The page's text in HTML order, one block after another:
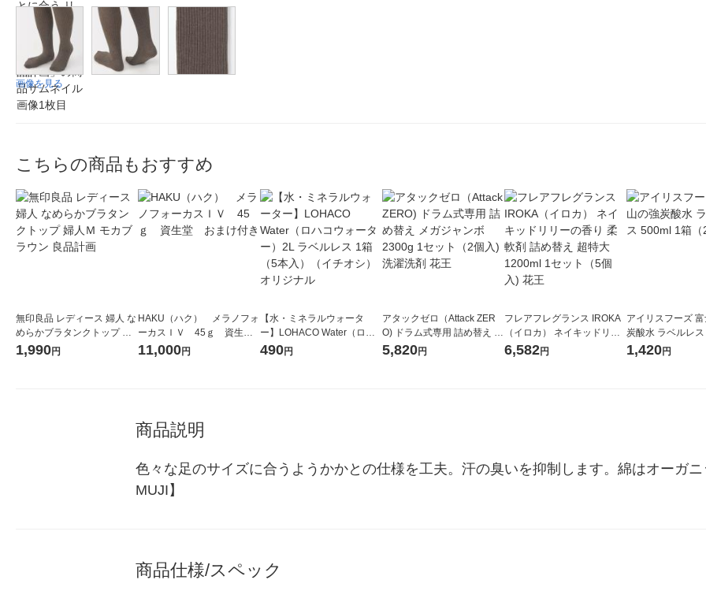
画像を見る
こちらの商品もおすすめ
無印良品 レディース 婦人 な
めらかブラタンクトップ 婦
人Ｍ モカブラウン 良品計画
1,990円
HAKU（ハク） メラノフォ
ーカスＩＶ 45ｇ 資生
堂 おまけ付き
11,000円
【水・ミネラルウォータ
ー】LOHACO Water（ロハ
コウォーター）2L ラベルレ
490円
アタックゼロ（Attack ZER
O) ドラム式専用 詰め替え メ
ガジャンボ 2300g 1セット
（2個入) 洗濯洗剤 花王
5,820円
フレアフレグランス IROKA
（イロカ） ネイキッドリリ
ーの香り 柔軟剤 詰め替え 超
特大 1200ml 1セット（5個
6,582円
アイリスフーズ
炭酸水 ラベルレ
箱（24本入）
1,420円
商品説明
色々な足のサイズに合うようかかとの仕様を工夫。汗の臭いを抑制します。綿はオー
MUJI】
商品仕様/スペック